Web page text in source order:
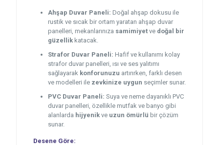
Ahşap Duvar Paneli: Doğal ahşap dokusu ile
rustik ve sıcak bir ortam yaratan ahşap duvar
panelleri, mekanlarınıza samimiyetve doğal bir
güzellikkatacak.
Strafor Duvar Paneli: Hafif ve kullanımı kolay
strafor duvar panelleri, ısı ve ses yalıtımı
sağlayarak konforunuzu artırırken, farklı desen
ve modelleri ile zevkinize uygun seçimler sunar.
PVC Duvar Paneli: Suya ve neme dayanıklı PVC
duvar panelleri, özellikle mutfak ve banyo gibi
alanlarda hijyenikve uzun ömürlü bir çözüm
sunar.
Desene Göre: